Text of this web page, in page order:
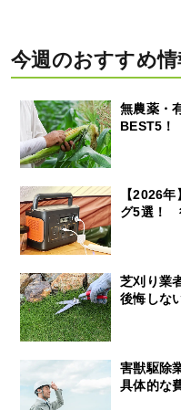
今週のおすすめ情
無農薬・
BEST5！
【2026
グ5選！
芝刈り業
後悔しな
害獣駆除
具体的な